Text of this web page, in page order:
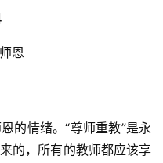
恩
的情绪。“尊师重教”是永
的，所有的教师都应该享